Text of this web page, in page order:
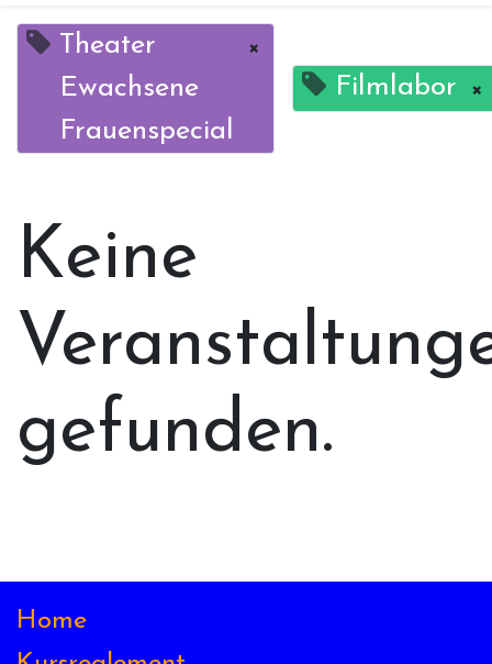
Theater
Ewachsene
Frauenspecial
×
Filmlabor ×
Keine
gefunden.
Home